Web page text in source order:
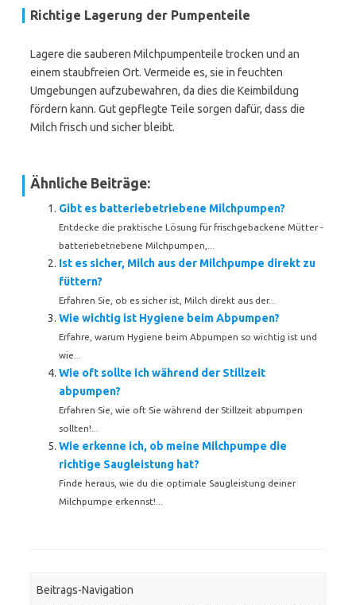
Richtige Lagerung der Pumpenteile
Lagere die sauberen Milchpumpenteile trocken und an
einem staubfreien Ort. Vermeide es, sie in feuchten
Umgebungen aufzubewahren, da dies die Keimbildung
fördern kann. Gut gepflegte Teile sorgen dafür, dass die
Milch frisch und sicher bleibt.
Ähnliche Beiträge:
Gibt es batteriebetriebene Milchpumpen?
Entdecke die praktische Lösung für frischgebackene Mütter -
batteriebetriebene Milchpumpen,...
Ist es sicher, Milch aus der Milchpumpe direkt zu
füttern?
Erfahren Sie, ob es sicher ist, Milch direkt aus der...
Wie wichtig ist Hygiene beim Abpumpen?
Erfahre, warum Hygiene beim Abpumpen so wichtig ist und
wie...
Wie oft sollte ich während der Stillzeit
abpumpen?
Erfahren Sie, wie oft Sie während der Stillzeit abpumpen
sollten!...
Wie erkenne ich, ob meine Milchpumpe die
richtige Saugleistung hat?
Finde heraus, wie du die optimale Saugleistung deiner
Milchpumpe erkennst!...
Beitrags-Navigation